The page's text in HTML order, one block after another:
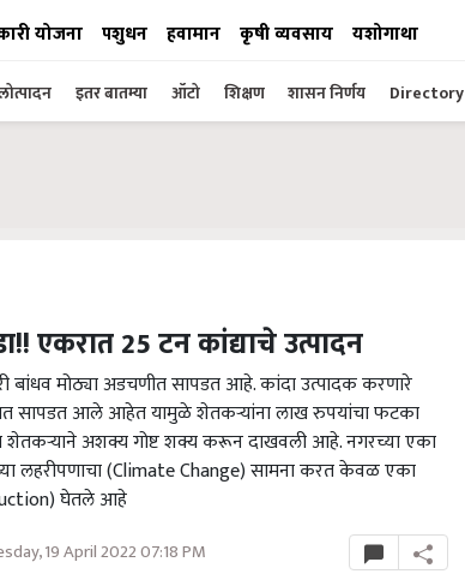
योजना पशुधन हवामान कृषी व्यवसाय यशोगाथा
इतर बातम्या ऑटो शिक्षण शासन निर्णय Directory
एकरात 25 टन कांद्याचे उत्पादन
बांधव मोठ्या अडचणीत सापडत आहे. कांदा उत्पादक करणारे
सापडत आले आहेत यामुळे शेतकऱ्यांना लाख रुपयांचा फटका
शेतकऱ्याने अशक्य गोष्ट शक्य करून दाखवली आहे. नगरच्या एका
लहरीपणाचा (Climate Change) सामना करत केवळ एका
घेतले आहे
19 April 2022 07:18 PM